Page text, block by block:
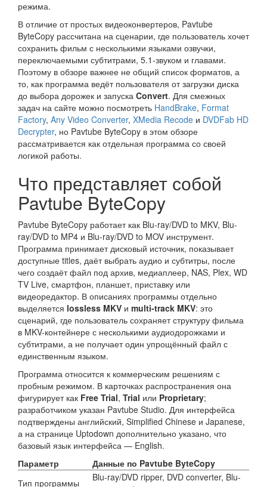
режима.
В отличие от простых видеоконвертеров, Pavtube
ByteCopy рассчитана на сценарии, где пользователь хочет
сохранить фильм с несколькими языками озвучки,
переключаемыми субтитрами, 5.1-звуком и главами.
Поэтому в обзоре важнее не общий список форматов, а
то, как программа ведёт пользователя от загрузки диска
до выбора дорожек и запуска Convert. Для смежных
задач на сайте можно посмотреть HandBrake, Format
Factory, Any Video Converter, XMedia Recode и DVDFab HD
Decrypter, но Pavtube ByteCopy в этом обзоре
рассматривается как отдельная программа со своей
логикой работы.
Что представляет собой
Pavtube ByteCopy
Pavtube ByteCopy работает как Blu-ray/DVD to MKV, Blu-
ray/DVD to MP4 и Blu-ray/DVD to MOV инструмент.
Программа принимает дисковый источник, показывает
доступные titles, даёт выбрать аудио и субтитры, после
чего создаёт файл под архив, медиаплеер, NAS, Plex, WD
TV Live, смартфон, планшет, приставку или
видеоредактор. В описаниях программы отдельно
выделяется lossless MKV и multi-track MKV: это
сценарий, где пользователь сохраняет структуру фильма
в MKV-контейнере с несколькими аудиодорожками и
субтитрами, а не получает один упрощённый файл с
единственным языком.
Программа относится к коммерческим решениям с
пробным режимом. В карточках распространения она
фигурирует как Free Trial, Trial или Proprietary;
разработчиком указан Pavtube Studio. Для интерфейса
подтверждены английский, Simplified Chinese и Japanese,
а на странице Uptodown дополнительно указано, что
базовый язык интерфейса — English.
Параметр
Данные по Pavtube ByteCopy
Тип программы
Blu-ray/DVD ripper, DVD converter, Blu-